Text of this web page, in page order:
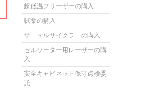
超低温フリーザーの購入
試薬の購入
サーマルサイクラーの購入
セルソーター用レーザーの購
入
安全キャビネット保守点検委
託